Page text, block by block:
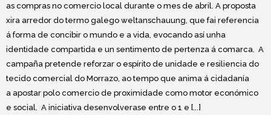
as compras no comercio local durante o mes de abril. A proposta
xira arredor do termo galego weltanschauung, que fai referencia
á forma de concibir o mundo e a vida, evocando así unha
identidade compartida e un sentimento de pertenza á comarca. A
campaña pretende reforzar o espírito de unidade e resiliencia do
tecido comercial do Morrazo, ao tempo que anima á cidadanía
a apostar polo comercio de proximidade como motor económico
e social. A iniciativa desenvolverase entre o 1 e [...]